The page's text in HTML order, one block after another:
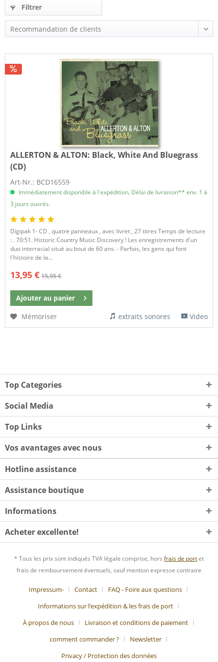
Filtrer
ALLERTON & ALTON: Black, White And Bluegrass
(CD)
Art-Nr.: BCD16559
Immédiatement disponible à l'expédition, Délai de livraison** env. 1 à
3 jours ouvrés.
Digipak 1- CD , quatre panneaux , avec livret , 27 titres Temps de lecture
: . 70:51. Historic Country Music Discovery ! Les enregistrements d'un
duo interracial situé au bout de 60 ans. - Parfois, les gens qui font
l'histoire de la...
13,95 € 15,95 €
Ajouter au panier
Mémoriser
extraits sonores Video
Top Categories
Social Media
Top Links
Vos avantages avec nous
Hotline assistance
Assistance boutique
Informations
Acheter excellente!
* Tous les prix sont indiqués TVA légale comprise, hors frais de portet
frais de remboursement éventuels, sauf mention expresse contraire
Impressum- Contact
FAQ - Foire aux questions
Informations sur l’expédition & les frais de port
À propos de nous
Livraison et conditions de paiement
comment commander ?
Newsletter
Privacy / Protection des données